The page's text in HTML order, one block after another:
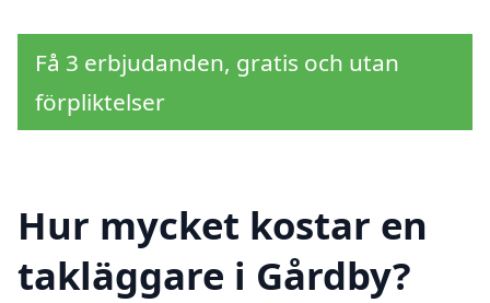
Få 3 erbjudanden, gratis och utan
förpliktelser
Hur mycket kostar en
takläggare i Gårdby?